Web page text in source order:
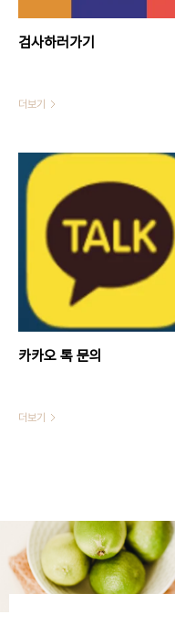
검사하러가기
더보기
카카오 톡 문의
더보기